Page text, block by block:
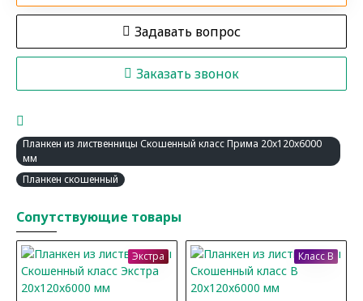
Задавать вопрос
Заказать звонок
Планкен из лиственницы Скошенный класс Прима 20x120x6000
мм
Планкен скошенный
Сопутствующие товары
Экстра Класс B